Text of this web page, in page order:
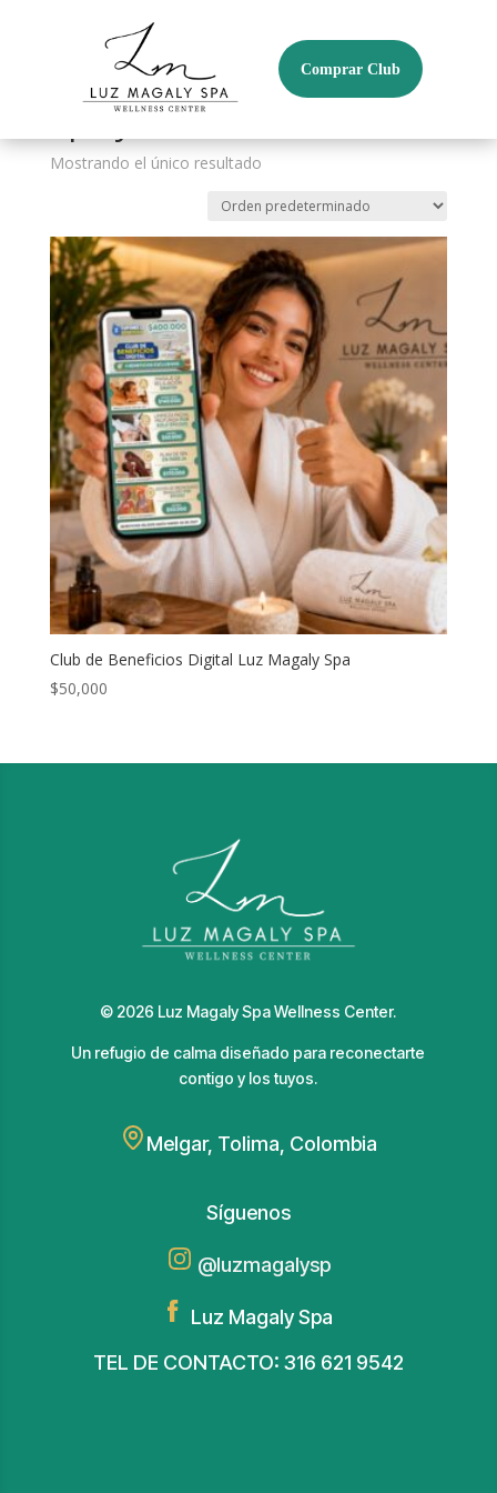
Comprar Club
/ Spa y bienestar
Spa y bienestar
Mostrando el único resultado
Club de Beneficios Digital Luz Magaly Spa
$50,000
© 2026 Luz Magaly Spa Wellness Center.
Un refugio de calma diseñado para reconectarte
contigo y los tuyos.
Melgar, Tolima, Colombia
Síguenos
@luzmagalysp
Luz Magaly Spa
TEL DE CONTACTO: 316 621 9542